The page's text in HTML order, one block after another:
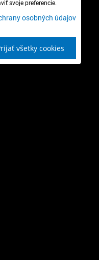
svoje preferencie.
osobných údajov
všetky cookies